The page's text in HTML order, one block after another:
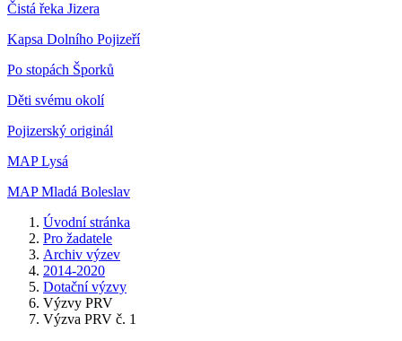
Čistá řeka Jizera
Kapsa Dolního Pojizeří
Po stopách Šporků
Děti svému okolí
Pojizerský originál
MAP Lysá
MAP Mladá Boleslav
Úvodní stránka
Pro žadatele
Archiv výzev
2014-2020
Dotační výzvy
Výzvy PRV
Výzva PRV č. 1